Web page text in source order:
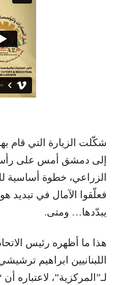
شكّلت الزيارة التي قام
إلى دمشق أمس على
الزراعي، خطوة أساسية
فعلّقوا الآمال في تبديد
يبدّدها… ومتى.
هذا ما أظهره رئيس
اللبنانيين ابراهيم
لـ”المركزية”، لاعتباره